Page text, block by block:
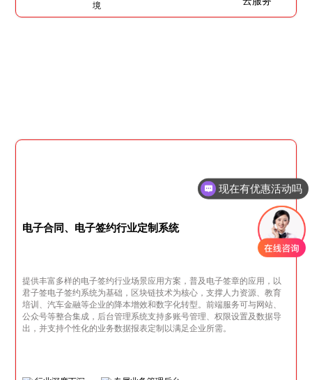
电子合同、电子签约行业定制系统
提供丰富多样的电子签约行业场景应用方案，普及电子签章的应用，以
君子签电子签约系统为基础，区块链技术为核心，支撑人力资源、教育
培训、汽车金融等企业的降本增效和数字化转型。前端服务可与网站、
公众号等整合集成，后台管理系统支持多账号管理、权限设置及数据导
出，并支持个性化的业务数据报表定制以满足企业所需。
现在有优惠活动吗